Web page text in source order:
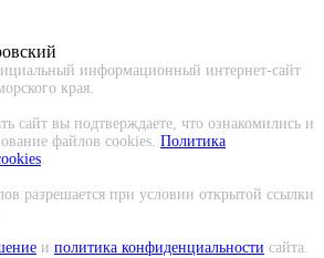
информационный интернет-сайт
края.
сайт вы подтверждаете, что ознакомились и
файлов cookies. Политика
разрешается при условии открытой ссылки
и политика конфиденциальности сайта.